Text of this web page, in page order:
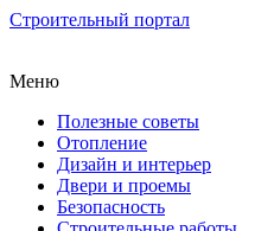
Строительный портал
Меню
Полезные советы
Отопление
Дизайн и интерьер
Двери и проемы
Безопасность